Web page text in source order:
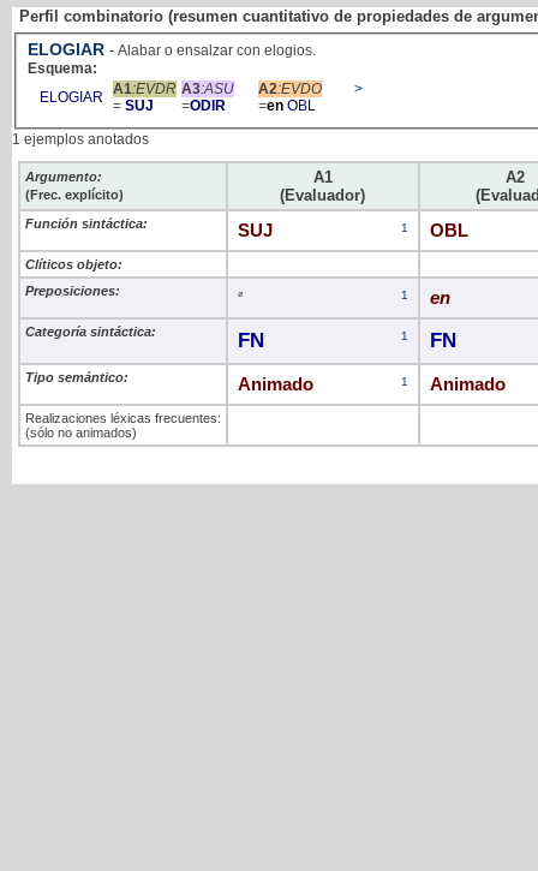
Perfil combinatorio (resumen cuantitativo de propiedades de
ELOGIAR - Alabar o ensalzar con elogios.
Esquema:
ELOGIAR
A1:EVDR
= SUJ
A3:ASU
=ODIR
A2:EVDO
=en OBL
>
1 ejemplos anotados
Argumento:
(Frec. explícito)
A1
(Evaluador)
A2
Función sintáctica: SUJ 1 OBL
Clíticos objeto:
Preposiciones:
ø 1 en
Categoría sintáctica: FN 1 FN
Tipo semántico: Animado 1 Animado
Realizaciones léxicas frecuentes:
(sólo no animados)